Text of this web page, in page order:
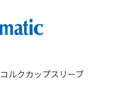
コルクカップスリーブ